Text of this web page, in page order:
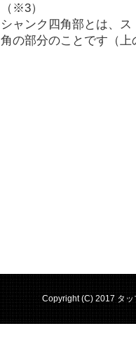
（※3）
シャンク四角部とは、
角の部分のことです（上
Copyright (C) 2017 タ